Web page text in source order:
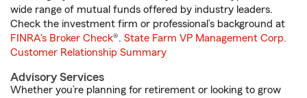
wide range of mutual funds offered by industry leaders.
Check the investment firm or professional’s background at
FINRA's Broker Check®. State Farm VP Management Corp.
Customer Relationship Summary
Advisory Services
Whether you’re planning for retirement or looking to grow